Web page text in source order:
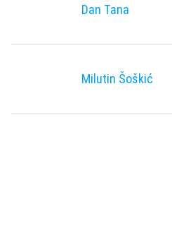
Dan Tana
Milutin Šoškić